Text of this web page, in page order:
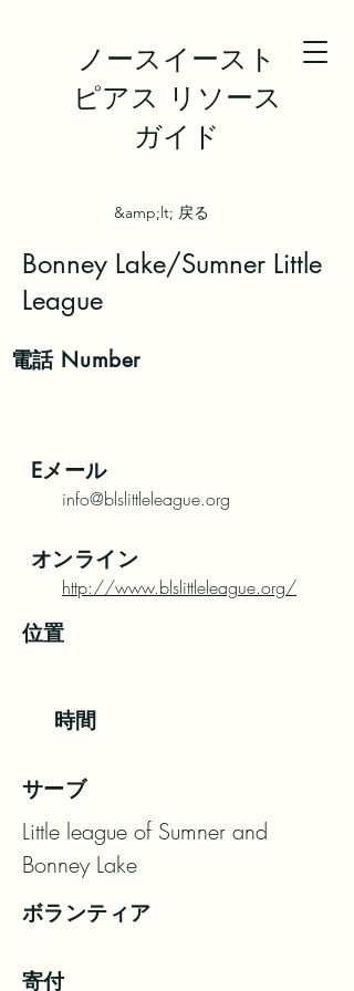
ノースイースト
ピアス リソース
ガイド
&amp;lt; 戻る
Bonney Lake/Sumner Little
League
電話Number
Eメール
info@blslittleleague.org
オンライン
http://www.blslittleleague.org/
位置
時間
サーブ
Little league of Sumner and
Bonney Lake
ボランティア
寄付